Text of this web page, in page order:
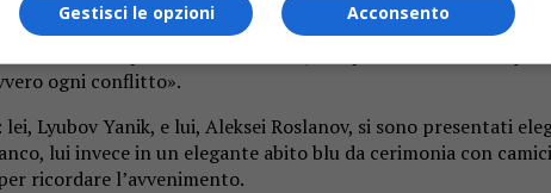
civili da quando sono sindaco, ma questa era davvero
ogni conflitto».
Lyubov Yanik, e lui, Aleksei Roslanov, si sono presentati
lui invece in un elegante abito blu da cerimonia con
ricordare l’avvenimento.
Acconsento
Gestisci le opzioni